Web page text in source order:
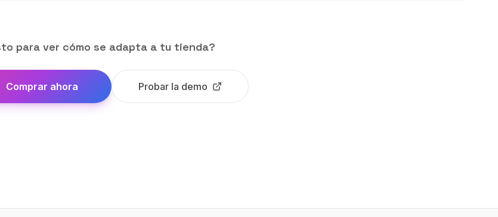
para ver cómo se adapta a tu tienda?
Comprar ahora Probar la demo